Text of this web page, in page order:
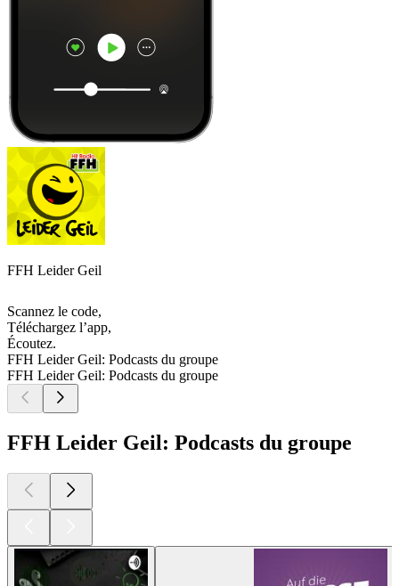
FFH Leider Geil
Scannez le code,
Téléchargez l’app,
Écoutez.
FFH Leider Geil: Podcasts du groupe
FFH Leider Geil: Podcasts du groupe
FFH Leider Geil: Podcasts du groupe